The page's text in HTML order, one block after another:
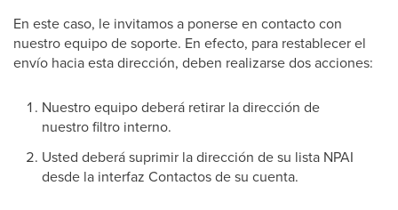
En este caso, le invitamos a ponerse en contacto con
nuestro equipo de soporte. En efecto, para restablecer el
envío hacia esta dirección, deben realizarse dos acciones:
Nuestro equipo deberá retirar la dirección de
nuestro filtro interno.
Usted deberá suprimir la dirección de su lista NPAI
desde la interfaz Contactos de su cuenta.